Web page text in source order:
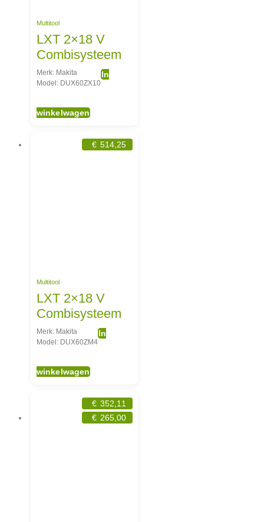
Multitool
LXT 2×18 V
Combisysteem
Merk: Makita
Model: DUX60ZX10
In
winkelwagen
€ 514,25
Multitool
LXT 2×18 V
Combisysteem
Merk: Makita
Model: DUX60ZM4
In
winkelwagen
€ 352,11
€ 265,00